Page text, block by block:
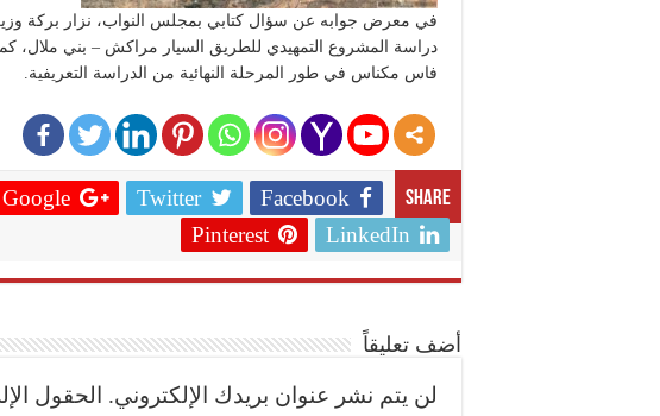
في معرض جوابه عن سؤال كتابي بمجلس النواب، نزار بركة وزير
دراسة المشروع التمهيدي للطريق السيار مراكش – بني ملال،
فاس مكناس في طور المرحلة النهائية من الدراسة التعريفية.
Share
Facebook
Twitter
Google +
LinkedIn
Pinterest
أضف تعليقاً
لن يتم نشر عنوان بريدك الإلكتروني. الحقول